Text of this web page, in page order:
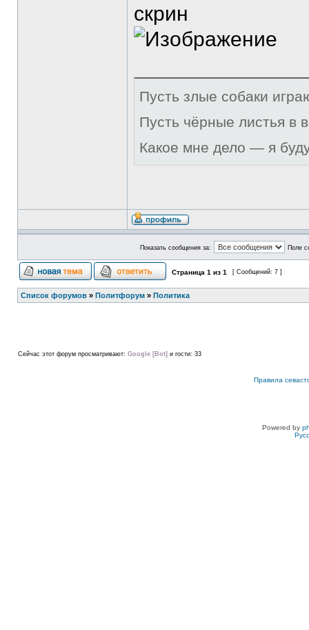
скрин
Пусть злые собаки
Пусть чёрные листья в
Какое мне дело — я
Показать сообщения за: Поле
Страница 1 из 1 [ Сообщений: 7 ]
Список форумов » Политфорум » Политика
Сейчас этот форум просматривают: Google [Bot] и гости: 33
Правила
Powered by